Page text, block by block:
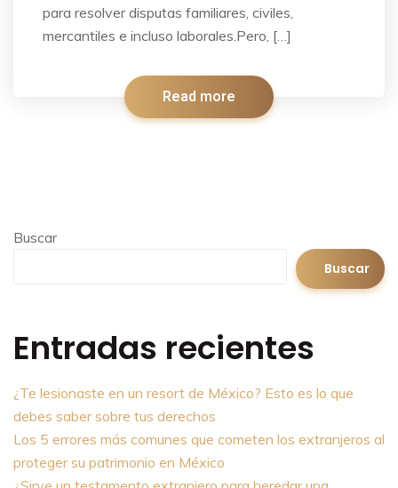
para resolver disputas familiares, civiles,
mercantiles e incluso laborales.Pero, […]
Read more
Buscar
Buscar
Entradas recientes
¿Te lesionaste en un resort de México? Esto es lo que
debes saber sobre tus derechos
Los 5 errores más comunes que cometen los extranjeros al
proteger su patrimonio en México